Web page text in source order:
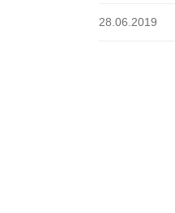
28.06.2019